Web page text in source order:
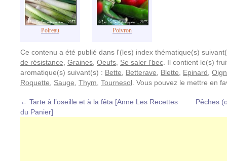
Poireau Poivron
Ce contenu a été publié dans l'(les) index thématique(s)
de résistance, Graines, Oeufs, Se saler l'bec. Il contient le(s)
aromatique(s) suivant(s) : Bette, Betterave, Blette, Epinard,
Roquette, Sauge, Thym, Tournesol. Vous pouvez le mettre en
← Tarte à l’oseille et à la fêta [Anne Les Recettes
du Panier]
Pêches